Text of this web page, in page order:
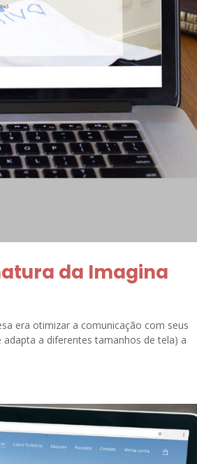
da Imagina
era otimizar a comunicação com seus
a diferentes tamanhos de tela) a